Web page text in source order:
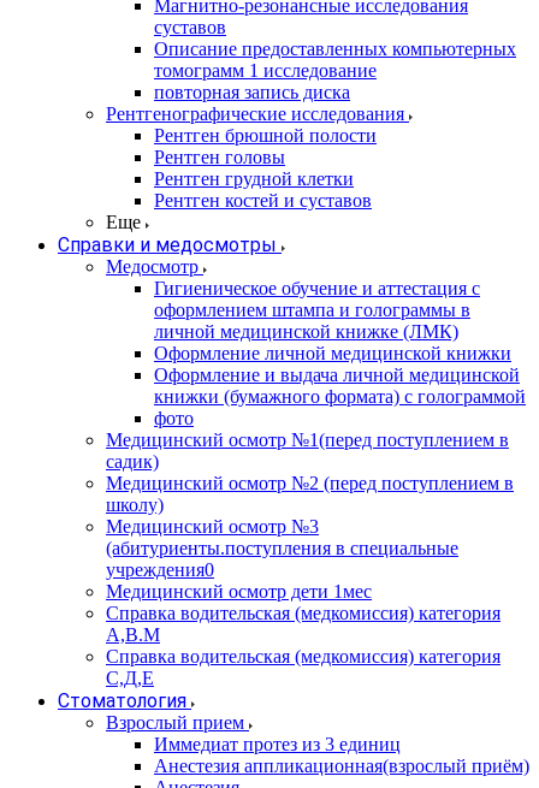
Магнитно-резонансные исследования
суставов
Описание предоставленных компьютерных
томограмм 1 исследование
повторная запись диска
Рентгенографические исследования
Рентген брюшной полости
Рентген головы
Рентген грудной клетки
Рентген костей и суставов
Еще
Справки и медосмотры
Медосмотр
Гигиеническое обучение и аттестация с
оформлением штампа и голограммы в
личной медицинской книжке (ЛМК)
Оформление личной медицинской книжки
Оформление и выдача личной медицинской
книжки (бумажного формата) с голограммой
фото
Медицинский осмотр №1(перед поступлением в
садик)
Медицинский осмотр №2 (перед поступлением в
школу)
Медицинский осмотр №3
(абитуриенты.поступления в специальные
учреждения0
Медицинский осмотр дети 1мес
Справка водительская (медкомиссия) категория
А,В.М
Справка водительская (медкомиссия) категория
С,Д,Е
Стоматология
Взрослый прием
Иммедиат протез из 3 единиц
Анестезия аппликационная(взрослый приём)